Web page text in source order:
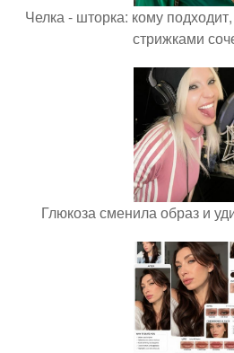
Челка - шторка: кому
стрижками
Глюкоза сменила образ и